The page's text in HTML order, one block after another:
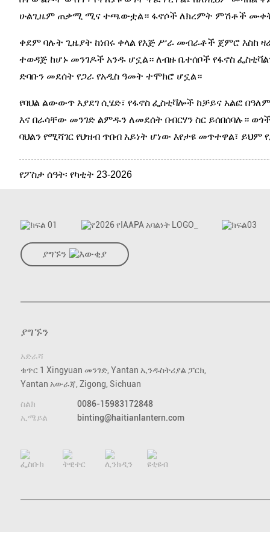
ሁልጊዜም ጠቃሚ ሚና ተጫውቷል። ፋኖሶች ለክረምት ምሽቶች ሙቀት
ቀደም ባሉት ጊዜያት ከነበሩ ቀላል የእጅ ሥራ መብራቶች ጀምሮ እስከ
ተወዳጅ ከሆኑ መንገዶች አንዱ ሆኗል። ለብዙ ቤተሰቦች የፋኖስ
ድባቡን መደሰት የጋራ የአዲስ ዓመት ተሞክሮ ሆኗል።
የባህል ልውውጥ እያደገ ሲሄድ፣ የፋኖስ ፌስቲቫሎች ከቻይና አልፎ
እና በራሳቸው መንገድ ልምዱን ለመደሰት በብርሃን ስር ይሰበሰባሉ።
ባህልን የሚሻገር የህዝብ ጥበብ አይነት ሆነው እየታዩ መጥተዋል፣
የፖስታ ሰዓት፡ የካቲት 23-2026
ያግኙን
ያግኙን
አድራሻ
ቁጥር 1 Xingyuan መንገድ, Yantan ኢንዱስትሪያል ፓርክ,
Yantan አውራጃ, Zigong, Sichuan
ስልክ
0086-15983172848
ኢሜይል
binting@haitianlantern.com